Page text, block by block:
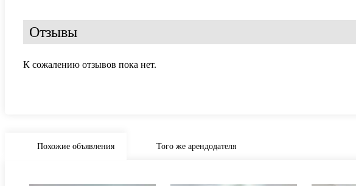
Отзывы
К сожалению отзывов пока нет.
Похожие объявления Того же арендодателя